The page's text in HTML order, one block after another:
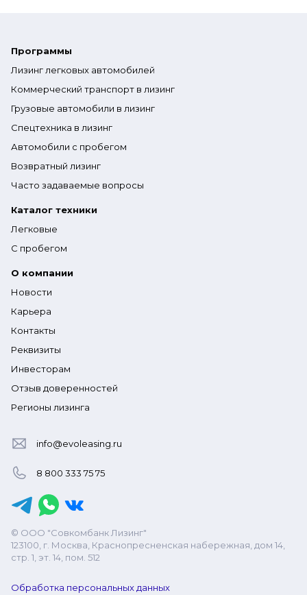
Программы
Лизинг легковых автомобилей
Коммерческий транспорт в лизинг
Грузовые автомобили в лизинг
Спецтехника в лизинг
Автомобили с пробегом
Возвратный лизинг
Часто задаваемые вопросы
Каталог техники
Легковые
С пробегом
О компании
Новости
Карьера
Контакты
Реквизиты
Инвесторам
Отзыв доверенностей
Регионы лизинга
info@evoleasing.ru
8 800 333 75 75
© ООО "Совкомбанк Лизинг"
123100, г. Москва, Краснопресненская набережная, дом 14,
стр. 1, эт. 14, пом. 512
Обработка персональных данных